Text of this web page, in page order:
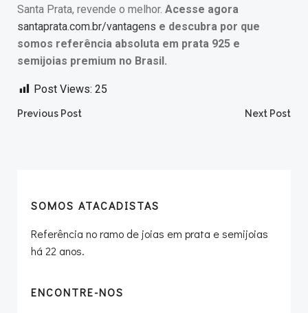
Santa Prata, revende o melhor. Acesse agora
santaprata.com.br/vantagens e descubra por que
somos referência absoluta em prata 925 e
semijoias premium no Brasil.
Post Views: 25
Post
Previous Post Next Post
SOMOS ATACADISTAS
Referência no ramo de joias em prata e semijoias
há 22 anos.
ENCONTRE-NOS